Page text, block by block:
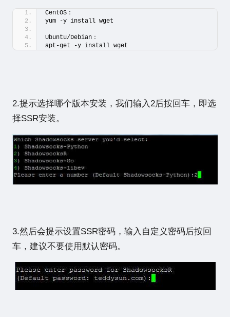
CentOS：
yum -y install wget
Ubuntu/Debian：
apt-get -y install wget
2.提示选择哪个版本安装，我们输入2后按回车，即选
择SSR安装。
3.然后会提示设置SSR密码，输入自定义密码后按回
车，建议不要使用默认密码。